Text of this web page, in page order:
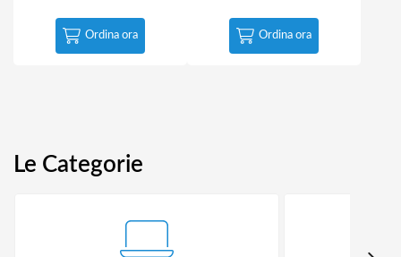
Ordina ora Ordina ora
Le Categorie